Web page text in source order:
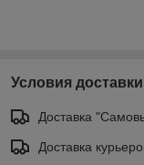
Условия доставки
Доставка
Доставка